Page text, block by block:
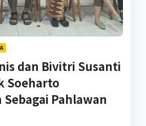
dan Bivitri Susanti
Soeharto
Pahlawan